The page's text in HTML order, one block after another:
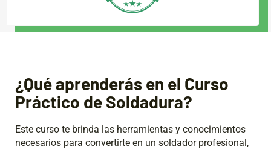
¿Qué aprenderás en el Curso
Práctico de Soldadura?
Este curso te brinda las herramientas y conocimientos
necesarios para convertirte en un soldador profesional,